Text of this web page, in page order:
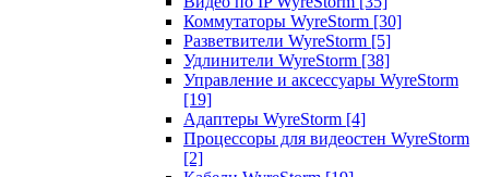
Коммутаторы WyreStorm [30]
Разветвители WyreStorm [5]
Удлинители WyreStorm [38]
Управление и аксессуары WyreStorm
[19]
Адаптеры WyreStorm [4]
Процессоры для видеостен WyreStorm
[2]